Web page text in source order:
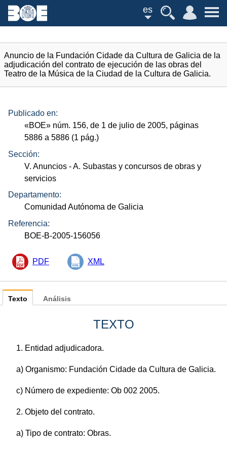
es
Anuncio de la Fundación Cidade da Cultura de Galicia de la
adjudicación del contrato de ejecución de las obras del
Teatro de la Música de la Ciudad de la Cultura de Galicia.
Publicado en:
«BOE» núm. 156, de 1 de julio de 2005, páginas
5886 a 5886 (1 pág.)
Sección:
V. Anuncios - A. Subastas y concursos de obras y
servicios
Departamento:
Comunidad Autónoma de Galicia
Referencia:
BOE-B-2005-156056
PDF XML
Texto
TEXTO
1. Entidad adjudicadora.
a) Organismo: Fundación Cidade da Cultura de Galicia.
c) Número de expediente: Ob 002 2005.
2. Objeto del contrato.
a) Tipo de contrato: Obras.
Análisis